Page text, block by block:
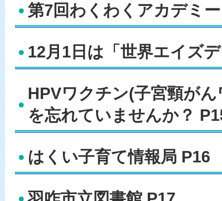
第7回わくわくアカデミ
12月1日は「世界エイズ
HPVワクチン(子宮頸が
を忘れていませんか？
はくい子育て情報局 P16